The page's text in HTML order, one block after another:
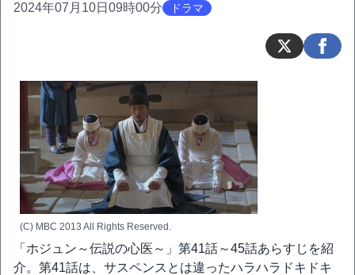
2024年07月10日09時00分 ドラマ
(C) MBC 2013 All Rights Reserved.
「ホジュン～伝説の心医～」第41話～45話あらすじを紹
介。第41話は、サスペンスとは違ったハラハラドキドキ